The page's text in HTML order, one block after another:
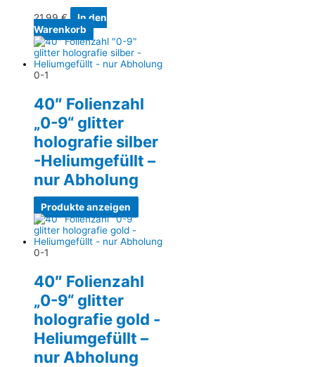
21,99€
In den
Warenkorb
0-1
40″ Folienzahl
„0-9“ glitter
holografie silber
-Heliumgefüllt –
nur Abholung
Produkte anzeigen
0-1
40″ Folienzahl
„0-9“ glitter
holografie gold -
Heliumgefüllt –
nur Abholung